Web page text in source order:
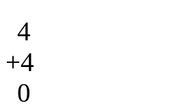
4
+4
0